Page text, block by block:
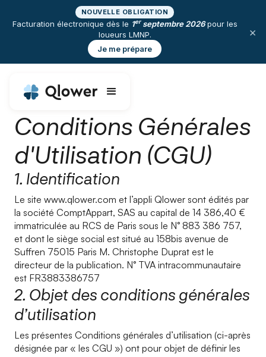
NOUVELLE OBLIGATION
Facturation électronique dès le 1erseptembre 2026pour les
loueurs LMNP.
Je me prépare
×
Conditions Générales
d'Utilisation (CGU)
1. Identification
Le site www.qlower.com et l’appli Qlower sont édités par
la société ComptAppart, SAS au capital de 14 386,40 €
immatriculée au RCS de Paris sous le N° 883 386 757,
et dont le siège social est situé au 158bis avenue de
Suffren 75015 Paris M. Christophe Duprat est le
directeur de la publication. N° TVA intracommunautaire
est FR3883386757
2. Objet des conditions générales
d’utilisation
Les présentes Conditions générales d’utilisation (ci-après
désignée par « les CGU ») ont pour objet de définir les